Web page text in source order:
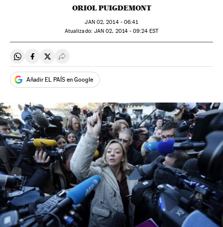
ORIOL PUIGDEMONT
JAN02, 2014 - 06:41
atualizado: JAN 02, 2014 - 09:24EST
Compartir en Whatsapp
Compartir en Facebook
Compartir en Twitter
Desplegar Redes Sociales
Añadir EL PAÍS en Google